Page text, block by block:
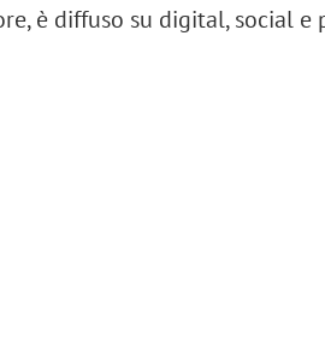
è diffuso su digital, social e